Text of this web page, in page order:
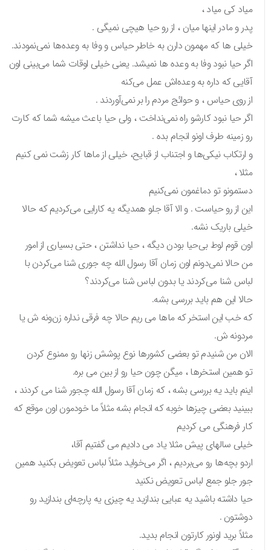
میاد کی میاد ،
پدر و مادر اینها میان ، از رو حیا هیچی نمیگی .
خیلی ها که مهمون دارن به خاطر حیاس و وفا به وعده‌ها نمی‌نمودند.
اگر حیا نبود وفا به وعده ها نمیشد. یعنی خیلی اوقات شما می‌بینی اون
آقایی که داره به وعده‌اش عمل می‌کنه
از روی حیاس ، و حوائج مردم را بر نمی‌آوردند .
اگر حیا نبود کارشو راه نمی‌نداخت ، ولی حیا باعث میشه شما که کارت
رو زمینه طرف اونو انجام بده .
و ارتکاب نیکی‌ها و اجتناب از قبایح، خیلی از ماها کار زشت نمی کنیم
مثلا ،
دستمونو تو دماغمون نمی‌کنیم
این از رو حیاست . و الا آقا جلو همدیگه یه کارایی می‌کردیم که حالا
خیلی باریک نشه.
اون قوم لوط بی‌حیا بودن دیگه ، حیا نداشتن ، حتی بسیاری از امور
من حالا نمی‌دونم اون زمان آقا رسول الله چه جوری شنا می‌کردن با
لباس شنا می‌کردند یا بدون لباس شنا می‌کردند؟
حالا این هم باید بررسی بشه.
که خب این استخر که ماها می ریم حالا چه فرقی نداره زن‌ونه ش یا
مردونه ش.
الان من شنیدم تو بعضی کشورها نوع پوشش زنها رو ممنوع کردن
تو همین استخرها ، میگن چون حیا رو از بین می بره.
اینم باید یه بررسی بشه ، که زمان آقا رسول الله چجور شنا می کردند ،
ببینید بعضی چیزها خوبه که انجام بشه مثلاً ما خودمون اون موقع که
کار فرهنگی می کردیم
خیلی سالهای پیش مثلا یاد می دادیم می گفتیم آقا،
اردو بچه‌ها رو می‌بردیم ، اگر می‌خواید مثلاً لباس تعویض بکنید همین
جور جلو جمع لباس تعویض نکنید
حیا داشته باشید یه عبایی بندازید یه چیزی یه پارچه‌ای بندازید رو
دوشتون .
مثلاً برید اونور کارتون انجام بدید.